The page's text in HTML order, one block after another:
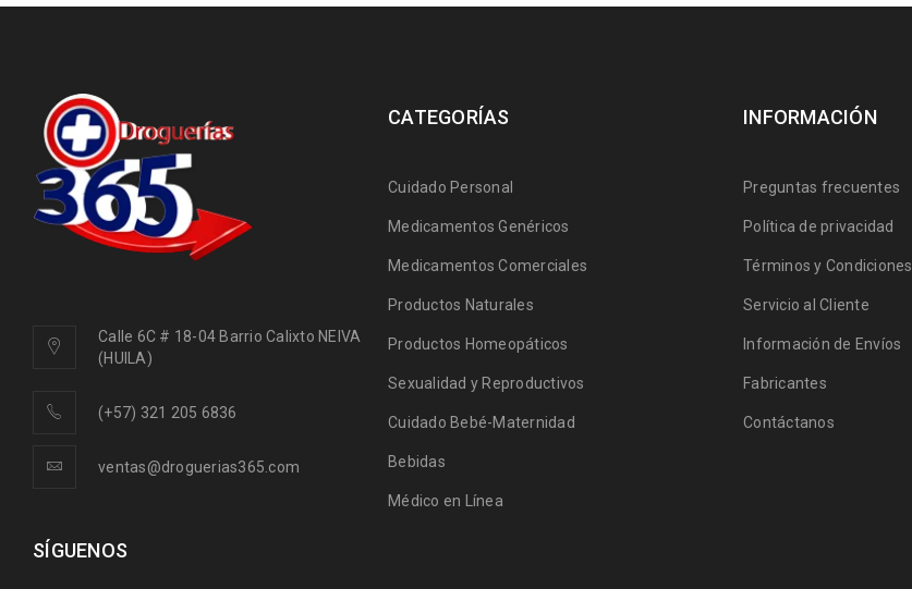
Calle 6C # 18-04 Barrio Calixto NEIVA
(HUILA)
(+57) 321 205 6836
ventas@droguerias365.com
SÍGUENOS
CATEGORÍAS
Cuidado Personal
Medicamentos Genéricos
Medicamentos Comerciales
Productos Naturales
Productos Homeopáticos
Sexualidad y Reproductivos
Cuidado Bebé-Maternidad
Bebidas
Médico en Línea
INFORMACIÓN
Preguntas frecuentes
Política de privacidad
Términos y Condiciones
Servicio al Cliente
Información de Envíos
Fabricantes
Contáctanos